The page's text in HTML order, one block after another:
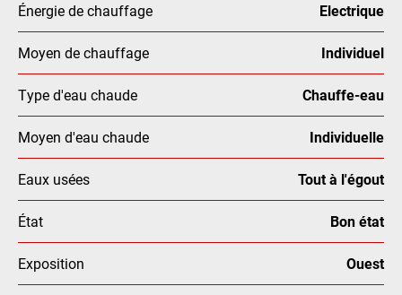
Énergie de chauffage Electrique
Moyen de chauffage Individuel
Type d'eau chaude Chauffe-eau
Moyen d'eau chaude Individuelle
Eaux usées Tout à l'égout
État Bon état
Exposition Ouest